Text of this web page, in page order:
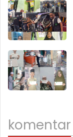
komentar